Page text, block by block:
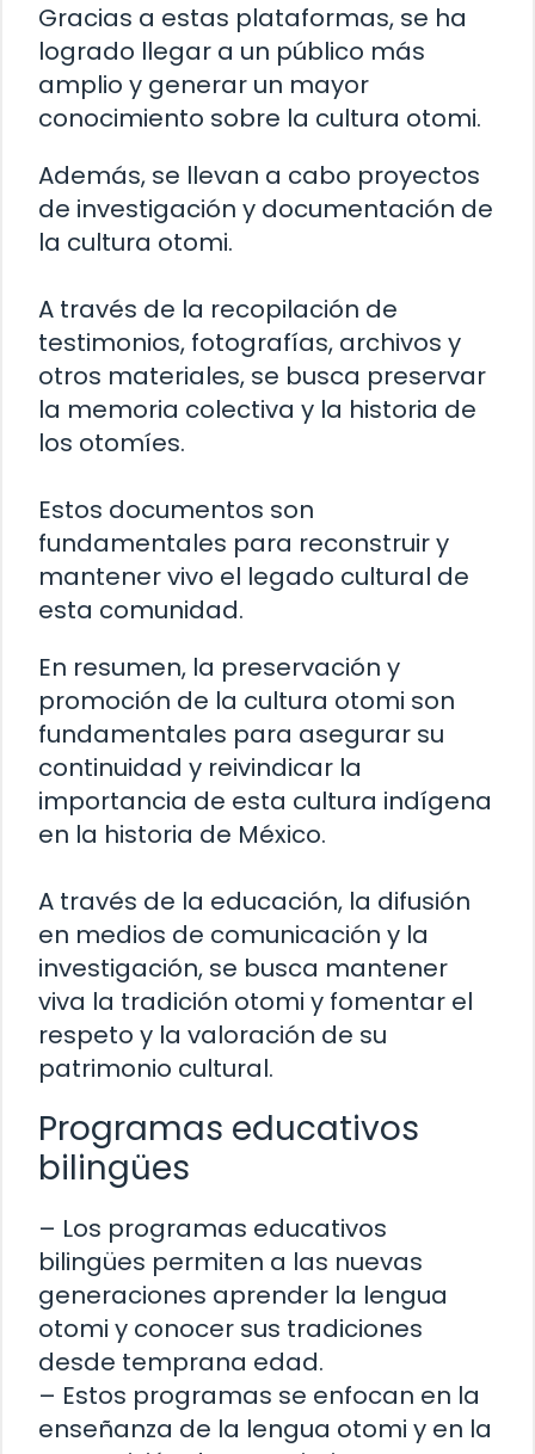
Gracias a estas plataformas, se ha
logrado llegar a un público más
amplio y generar un mayor
conocimiento sobre la cultura otomi.
Además, se llevan a cabo proyectos
de investigación y documentación de
la cultura otomi.
A través de la recopilación de
testimonios, fotografías, archivos y
otros materiales, se busca preservar
la memoria colectiva y la historia de
los otomíes.
Estos documentos son
fundamentales para reconstruir y
mantener vivo el legado cultural de
esta comunidad.
En resumen, la preservación y
promoción de la cultura otomi son
fundamentales para asegurar su
continuidad y reivindicar la
importancia de esta cultura indígena
en la historia de México.
A través de la educación, la difusión
en medios de comunicación y la
investigación, se busca mantener
viva la tradición otomi y fomentar el
respeto y la valoración de su
patrimonio cultural.
Programas educativos
bilingües
– Los programas educativos
bilingües permiten a las nuevas
generaciones aprender la lengua
otomi y conocer sus tradiciones
desde temprana edad.
– Estos programas se enfocan en la
enseñanza de la lengua otomi y en la